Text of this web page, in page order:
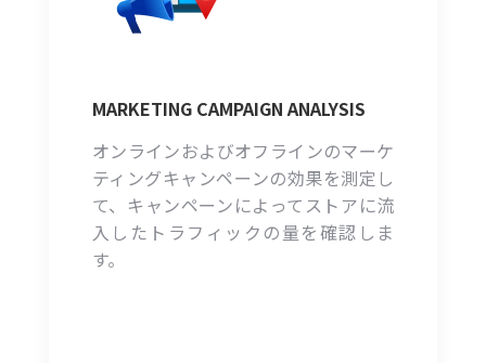
MARKETING CAMPAIGN ANALYSIS
オンラインおよびオフラインのマーケ
ティングキャンペーンの効果を測定し
て、キャンペーンによってストアに流
入したトラフィックの量を確認しま
す。